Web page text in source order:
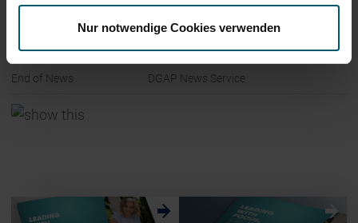
Nur notwendige Cookies verwenden
End of News DGAP News Service
w w